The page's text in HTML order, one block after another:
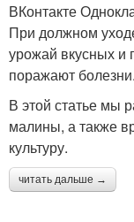
ВКонтакте
При должном
урожай вкусных и
поражают болезни.
В этой статье мы
малины, а также
культуру.
читать дальше →